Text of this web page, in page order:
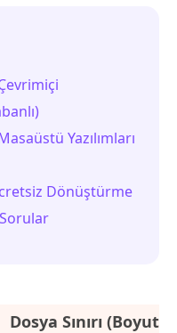
Yazılımları
Dönüştürme
Dosya Sınırı (Boyut